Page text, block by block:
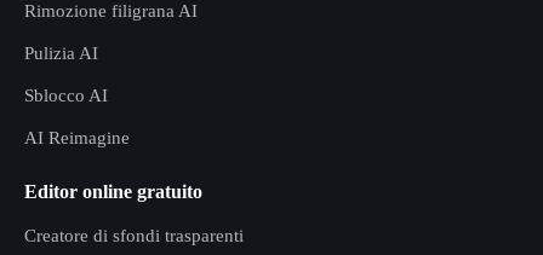
Rimozione filigrana AI
Pulizia AI
Sblocco AI
AI Reimagine
Editor online gratuito
Creatore di sfondi trasparenti